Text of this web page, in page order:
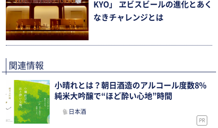
KYO」 ヱビスビールの進化とあく
なきチャレンジとは
関連情報
小晴れとは？朝日酒造のアルコール度数8%
純米大吟醸で“ほど酔い心地”時間
日本酒
PR